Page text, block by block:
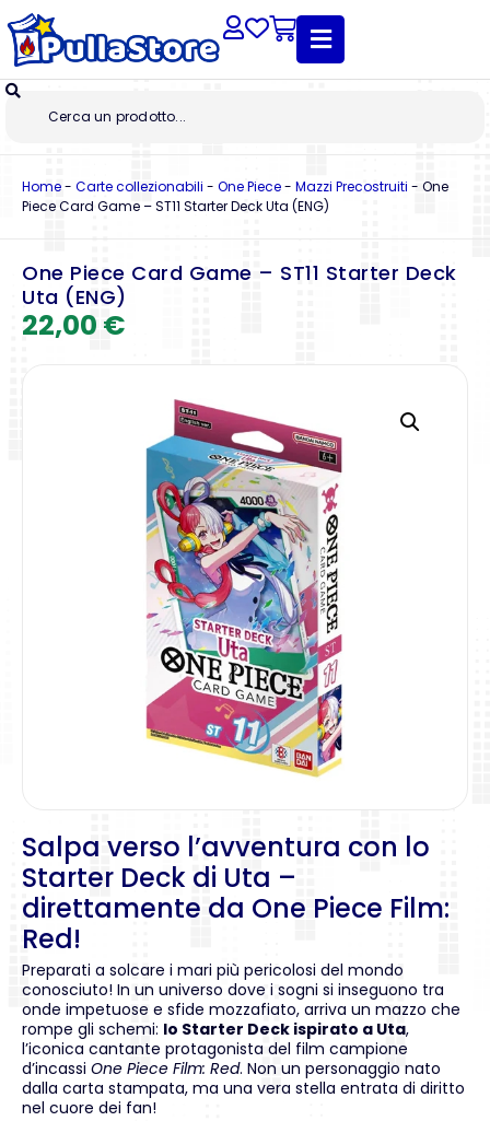
Home- Carte collezionabili - One Piece- Mazzi Precostruiti - One
Piece Card Game – ST11 Starter Deck Uta (ENG)
One Piece Card Game – ST11 Starter Deck
Uta (ENG)
22,00 €
Salpa verso l’avventura con lo
Starter Deck di Uta –
direttamente da One Piece Film:
Red!
Preparati a solcare i mari più pericolosi del mondo
conosciuto! In un universo dove i sogni si inseguono tra
onde impetuose e sfide mozzafiato, arriva un mazzo che
rompe gli schemi: lo Starter Deck ispirato a Uta,
l’iconica cantante protagonista del film campione
d’incassi One Piece Film: Red. Non un personaggio nato
dalla carta stampata, ma una vera stella entrata di diritto
nel cuore dei fan!